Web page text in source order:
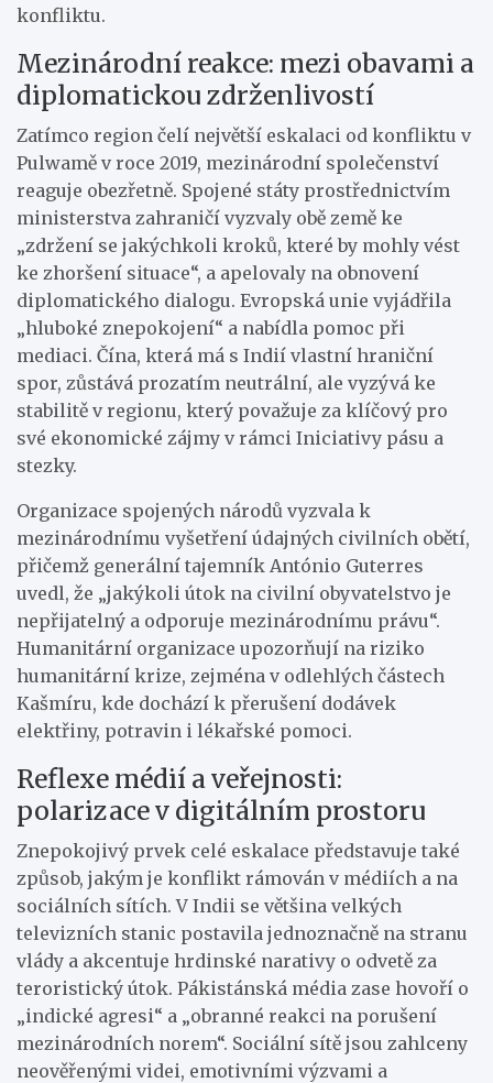
konfliktu.
Mezinárodní reakce: mezi obavami a
diplomatickou zdrženlivostí
Zatímco region čelí největší eskalaci od konfliktu v
Pulwamě v roce 2019, mezinárodní společenství
reaguje obezřetně. Spojené státy prostřednictvím
ministerstva zahraničí vyzvaly obě země ke
„zdržení se jakýchkoli kroků, které by mohly vést
ke zhoršení situace“, a apelovaly na obnovení
diplomatického dialogu. Evropská unie vyjádřila
„hluboké znepokojení“ a nabídla pomoc při
mediaci. Čína, která má s Indií vlastní hraniční
spor, zůstává prozatím neutrální, ale vyzývá ke
stabilitě v regionu, který považuje za klíčový pro
své ekonomické zájmy v rámci Iniciativy pásu a
stezky.
Organizace spojených národů vyzvala k
mezinárodnímu vyšetření údajných civilních obětí,
přičemž generální tajemník António Guterres
uvedl, že „jakýkoli útok na civilní obyvatelstvo je
nepřijatelný a odporuje mezinárodnímu právu“.
Humanitární organizace upozorňují na riziko
humanitární krize, zejména v odlehlých částech
Kašmíru, kde dochází k přerušení dodávek
elektřiny, potravin i lékařské pomoci.
Reflexe médií a veřejnosti:
polarizace v digitálním prostoru
Znepokojivý prvek celé eskalace představuje také
způsob, jakým je konflikt rámován v médiích a na
sociálních sítích. V Indii se většina velkých
televizních stanic postavila jednoznačně na stranu
vlády a akcentuje hrdinské narativy o odvetě za
teroristický útok. Pákistánská média zase hovoří o
„indické agresi“ a „obranné reakci na porušení
mezinárodních norem“. Sociální sítě jsou zahlceny
neověřenými videi, emotivními výzvami a